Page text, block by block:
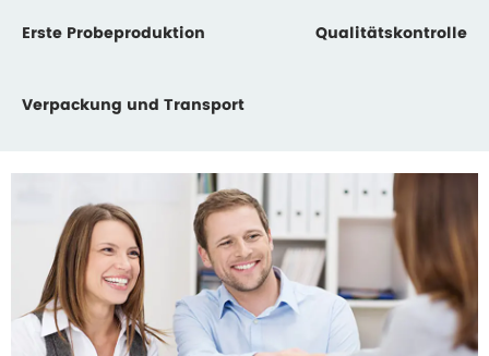
Erste Probeproduktion Qualitätskontrolle
Verpackung und Transport